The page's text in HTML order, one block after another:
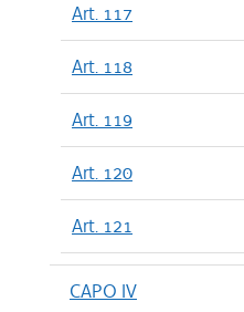
Art. 117
Art. 118
Art. 119
Art. 120
Art. 121
CAPO IV